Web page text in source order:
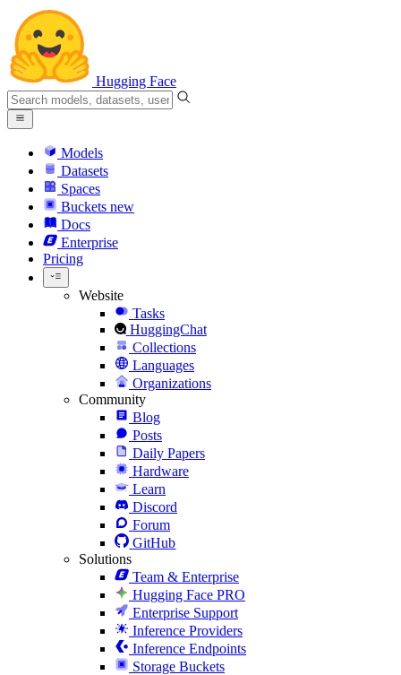
Hugging Face
Models
Datasets
Spaces
Buckets new
Docs
Enterprise
Pricing
Website
Tasks
HuggingChat
Collections
Languages
Organizations
Community
Blog
Posts
Daily Papers
Hardware
Learn
Discord
Forum
GitHub
Solutions
Team & Enterprise
Hugging Face PRO
Enterprise Support
Inference Providers
Inference Endpoints
Storage Buckets